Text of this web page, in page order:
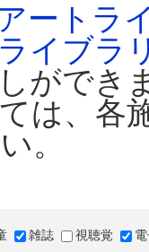
ートラ
イブラ
ができ
は、各
。
雑誌 視聴覚